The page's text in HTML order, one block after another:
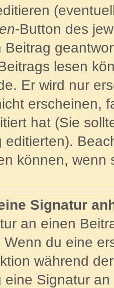
-Button des
Beitrag
lesen
Er wird nur
erscheinen,
hat (Sie
editierten).
können,
Signatur
an einen
Wenn du eine
während
eine Signatur